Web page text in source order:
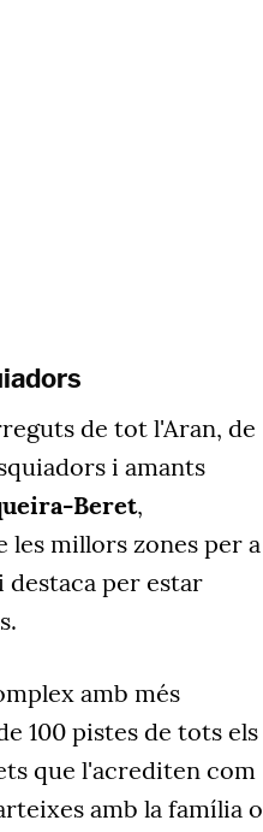
de tot l'Aran, de
i amants
Beret,
les millors zones per a
per estar
amb més
100 pistes de tots els
que l'acrediten com
amb la família o